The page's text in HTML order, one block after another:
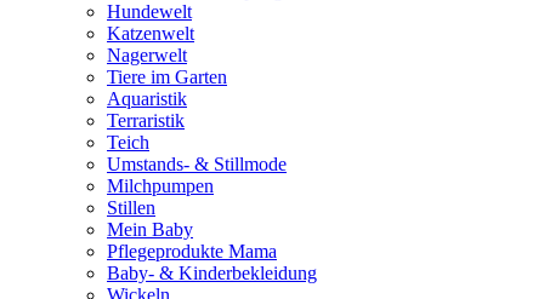
Hundewelt
Katzenwelt
Nagerwelt
Tiere im Garten
Aquaristik
Terraristik
Teich
Umstands- & Stillmode
Milchpumpen
Stillen
Mein Baby
Pflegeprodukte Mama
Baby- & Kinderbekleidung
Wickeln